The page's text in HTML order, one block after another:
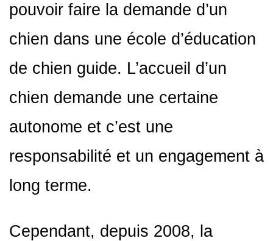
pouvoir faire la demande d’un
chien dans une école d’éducation
de chien guide. L’accueil d’un
chien demande une certaine
autonome et c’est une
responsabilité et un engagement à
long terme.
Cependant, depuis 2008, la